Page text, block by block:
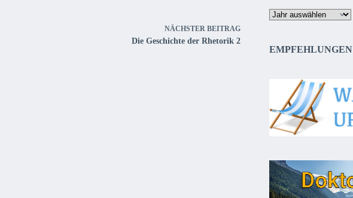
NÄCHSTERBEITRAG
Die Geschichte der Rhetorik 2
Archiv
EMPFEHLUNGEN